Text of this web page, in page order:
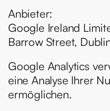
Anbieter:
Google Ireland
Barrow Street,
Google Analytics
eine Analyse Ihrer
ermöglichen.